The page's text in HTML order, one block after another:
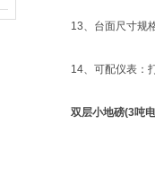
13、台面尺寸规格
14、可配仪表：打
双层小地磅(3吨